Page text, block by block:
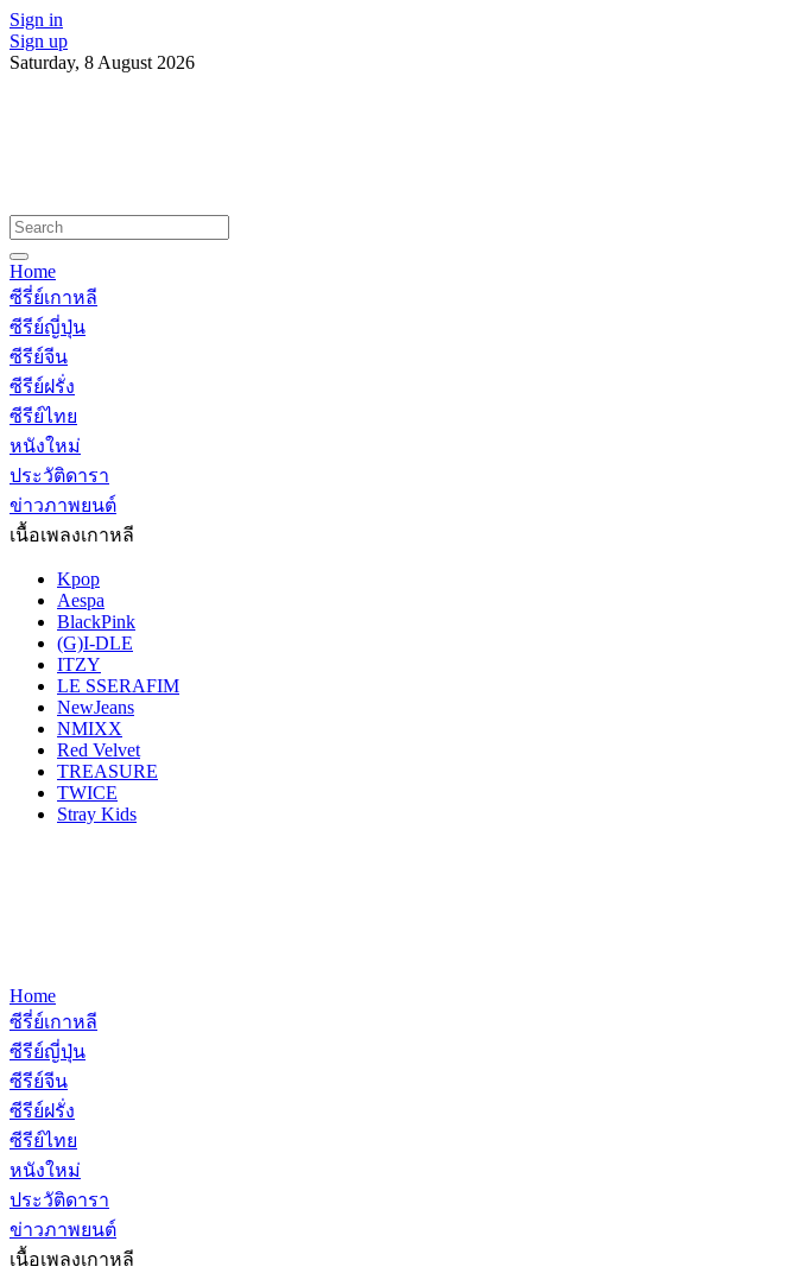
Sign in
Sign up
Saturday, 8 August 2026
Home
ซีรี่ย์เกาหลี
ซีรีย์ญี่ปุ่น
ซีรีย์จีน
ซีรีย์ฝรั่ง
ซีรีย์ไทย
หนังใหม่
ประวัติดารา
ข่าวภาพยนต์
เนื้อเพลงเกาหลี
Kpop
Aespa
BlackPink
(G)I-DLE
ITZY
LE SSERAFIM
NewJeans
NMIXX
Red Velvet
TREASURE
TWICE
Stray Kids
Home
ซีรี่ย์เกาหลี
ซีรีย์ญี่ปุ่น
ซีรีย์จีน
ซีรีย์ฝรั่ง
ซีรีย์ไทย
หนังใหม่
ประวัติดารา
ข่าวภาพยนต์
เนื้อเพลงเกาหลี